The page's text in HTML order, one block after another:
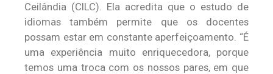
Ceilândia (CILC). Ela acredita que o estudo de
idiomas também permite que os docentes
possam estar em constante aperfeiçoamento. “É
uma experiência muito enriquecedora, porque
temos uma troca com os nossos pares, em que